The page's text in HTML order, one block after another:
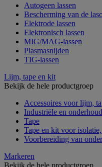
Autogeen lassen
Bescherming van de
Elektrode lassen
Elektronisch lassen
MIG/MAG-lassen
Plasmasnijden
TIG-lassen
Lijm, tape en kit
Bekijk de hele productgroep
Accessoires voor lijm,
Industriële en
Tape
Tape en kit voor
Voorbereiding van
Markeren
Bekijk de hele productgroep